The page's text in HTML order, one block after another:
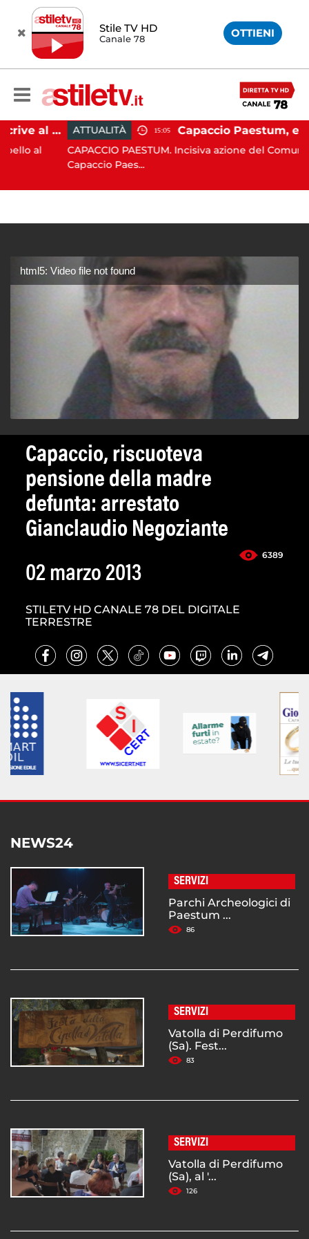
Stile TV HD
Canale 78 OTTIENI
Paestum, Codacons scrive al ministro Giuli: "Rilanciare scavi dell'Anfiteatro nell'area archeologica" ATTUALITÀ 15:05
CAPACCIO PAESTUM. Incisiva azione del Comune di
Capaccio Paes...
html5: Video file not found
Capaccio, riscuoteva
pensione della madre
defunta: arrestato
Gianclaudio Negoziante
6389
02 marzo 2013
STILETV HD CANALE 78 DEL DIGITALE
TERRESTRE
NEWS24
SERVIZI
Parchi Archeologici di
Paestum ...
86
SERVIZI
Vatolla di Perdifumo
(Sa). Fest...
83
SERVIZI
Vatolla di Perdifumo
(Sa), al '...
126